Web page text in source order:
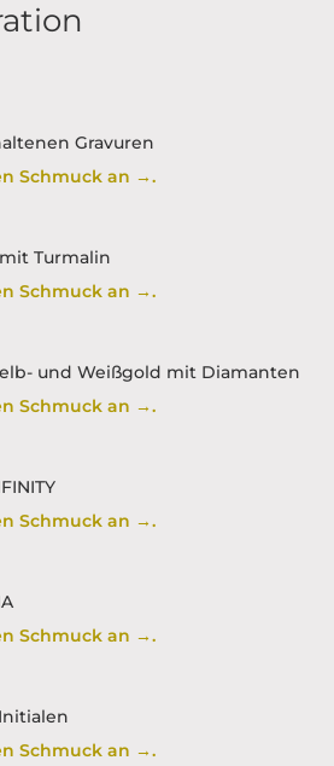
Gravuren
Schmuck an →.
Turmalin
Schmuck an →.
und Weißgold mit Diamanten
Schmuck an →.
Schmuck an →.
Schmuck an →.
Schmuck an →.